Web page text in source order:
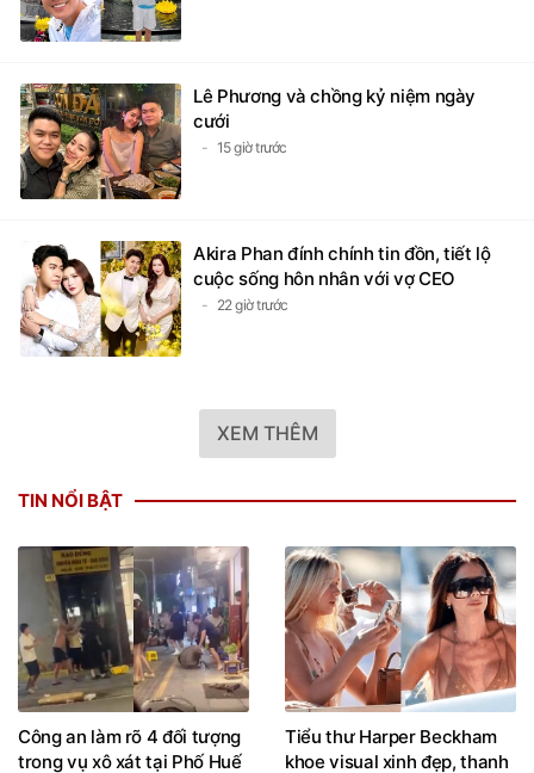
Lê Phương và chồng kỷ niệm ngày
cưới
15 giờ trước
Akira Phan đính chính tin đồn, tiết lộ
cuộc sống hôn nhân với vợ CEO
22 giờ trước
XEM THÊM
TIN NỔI BẬT
Công an làm rõ 4 đối tượng
trong vụ xô xát tại Phố Huế
Tiểu thư Harper Beckham
khoe visual xinh đẹp, thanh